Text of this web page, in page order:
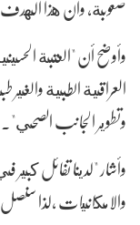
وأوضح أن "العتبة
العراقية الطبية
وتطوير الجانب الصحي".
وأشار "لدينا تفائل
والامكانيات ،لذا